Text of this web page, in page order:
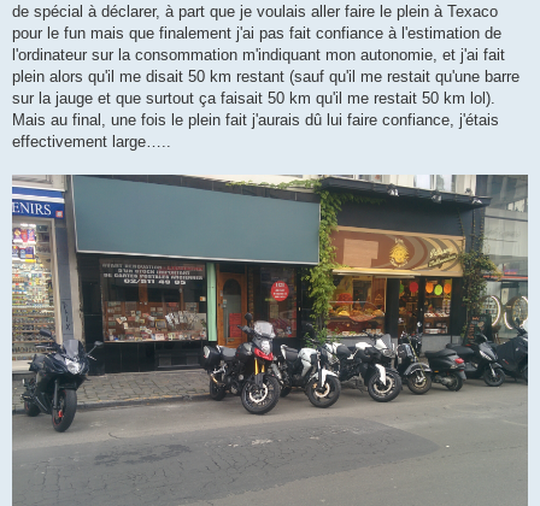
de spécial à déclarer, à part que je voulais aller faire le plein à Texaco
pour le fun mais que finalement j'ai pas fait confiance à l'estimation de
l'ordinateur sur la consommation m'indiquant mon autonomie, et j'ai fait
plein alors qu'il me disait 50 km restant (sauf qu'il me restait qu'une barre
sur la jauge et que surtout ça faisait 50 km qu'il me restait 50 km lol).
Mais au final, une fois le plein fait j'aurais dû lui faire confiance, j'étais
effectivement large…..